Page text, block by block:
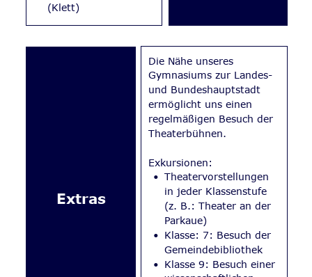
(Klett)
Extras
Die Nähe unseres
Gymnasiums zur Landes-
und Bundeshauptstadt
ermöglicht uns einen
regelmäßigen Besuch der
Theaterbühnen.
Exkursionen:
• Theatervorstellungen
in jeder Klassenstufe
(z. B.: Theater an der
Parkaue)
• Klasse: 7: Besuch der
Gemeindebibliothek
• Klasse 9: Besuch einer